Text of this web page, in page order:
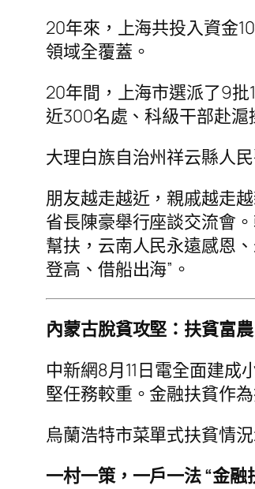
20年來，上海共投入資金
領域全覆蓋。
20年間，上海市選派了9批
近300名處、科級干部赴滬
大理白族自治州祥云縣人
朋友越走越近，親戚越走
省長陳豪舉行座談交流會
幫扶，云南人民永遠感恩
登高、借船出海”。
內蒙古脫貧攻堅：扶貧富
中新網8月11日電全面建
堅任務較重。金融扶貧作
烏蘭浩特市菜單式扶貧情
一村一策，一戶一法 “金